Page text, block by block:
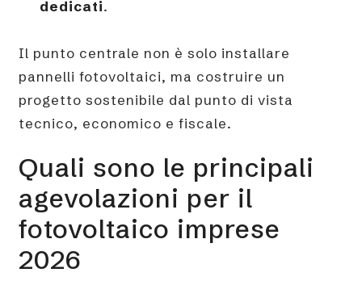
dedicati.
Il punto centrale non è solo installare
pannelli fotovoltaici, ma costruire un
progetto sostenibile dal punto di vista
tecnico, economico e fiscale.
Quali sono le principali
agevolazioni per il
fotovoltaico imprese
2026